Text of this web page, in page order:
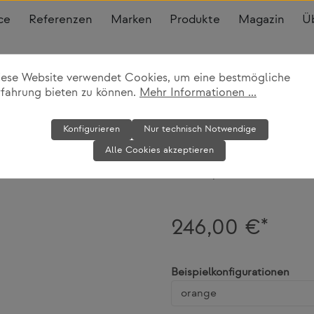
Referenzen Marken Produkte Magazin
Badematte
246,00 €*
Beispielkonfigurationen
Website verwendet Cookies, um eine bestmögliche
bieten zu können. Mehr Informationen ...
Nur technisch Notwendige
Konfigurieren
Alle Cookies akzeptieren